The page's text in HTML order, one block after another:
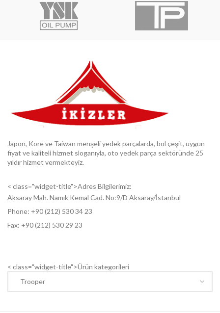
Japon, Kore ve Taiwan menşeli yedek parçalarda, bol çeşit, uygun
fiyat ve kaliteli hizmet sloganıyla, oto yedek parça sektöründe 25
yıldır hizmet vermekteyiz.
< class="widget-title">Adres Bilgilerimiz:
Aksaray Mah. Namık Kemal Cad. No:9/D Aksaray/İstanbul
Phone: +90 (212) 530 34 23
Fax: +90 (212) 530 29 23
< class="widget-title">Ürün kategorileri